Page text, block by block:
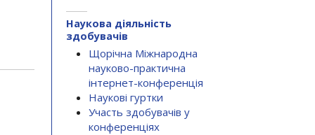
Наукова діяльність
здобувачів
Щорічна Міжнародна
науково-практична
інтернет-конференція
Наукові гуртки
Участь здобувачів у
конференціях